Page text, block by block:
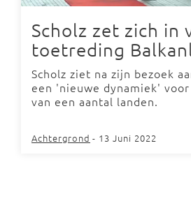
Scholz zet zich in
toetreding
Scholz ziet na zijn bezoek
een 'nieuwe dynamiek'
van een aantal landen.
Achtergrond - 13 Juni 2022